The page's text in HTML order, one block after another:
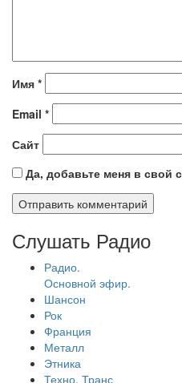
Имя *
Email *
Сайт
Да, добавьте меня в свой
Слушать Радио
Радио.
Основной эфир.
Шансон
Рок
Франция
Металл
Этника
Техно, Транс